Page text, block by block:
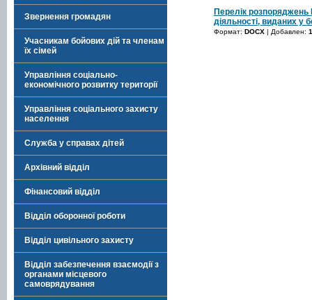
Звернення громадян
Учасникам бойових дій та членам
їх сімей
Управління соціально-
економічного розвитку території
Управління соціального захисту
населення
Служба у справах дітей
Архівний відділ
Фінансовий відділ
Відділ оборонної роботи
Відділ цивільного захисту
Відділ забезпечення взаємодії з
органами місцевого
самоврядування
Перелік розпоряджень
діяльності, виданих у
Формат: DOCX | Добавлен: